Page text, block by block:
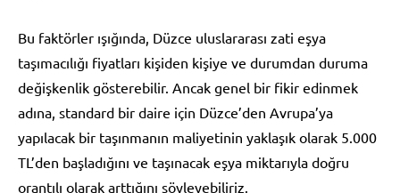
Bu faktörler ışığında, Düzce uluslararası zati eşya
taşımacılığı fiyatları kişiden kişiye ve durumdan duruma
değişkenlik gösterebilir. Ancak genel bir fikir edinmek
adına, standard bir daire için Düzce’den Avrupa’ya
yapılacak bir taşınmanın maliyetinin yaklaşık olarak 5.000
TL’den başladığını ve taşınacak eşya miktarıyla doğru
orantılı olarak arttığını söyleyebiliriz.